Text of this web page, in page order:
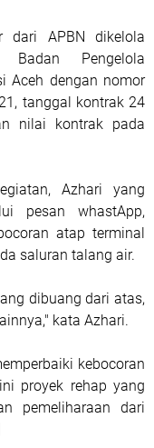
dari APBN dikelola
Badan Pengelola
Aceh dengan nomor
tanggal kontrak 24
nilai kontrak pada
Azhari yang
pesan whastApp,
atap terminal
saluran talang air.
dibuang dari atas,
kata Azhari.
kebocoran
proyek rehap yang
pemeliharaan dari